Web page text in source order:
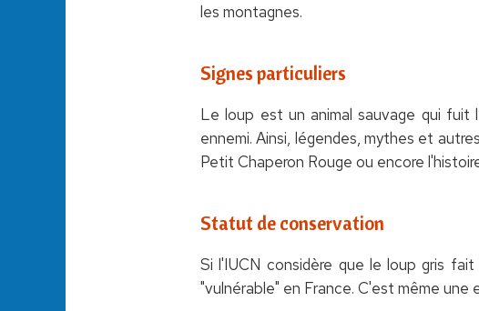
les montagnes.
Signes particuliers
Le loup est un animal sauvage qui fuit
ennemi. Ainsi, légendes, mythes et
Petit Chaperon Rouge ou encore
Statut de conservation
Si l'IUCN considère que le loup gris
"vulnérable" en France. C'est même